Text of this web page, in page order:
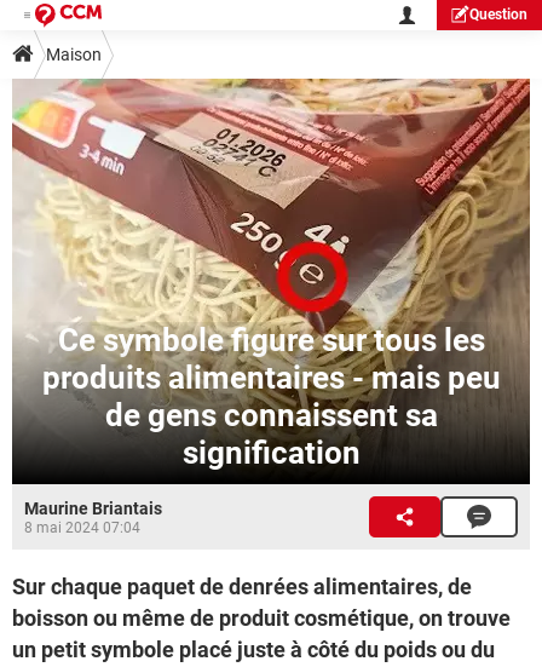
Question
Maison
Ce symbole figure sur tous les
produits alimentaires - mais peu
de gens connaissent sa
signification
Maurine Briantais
8 mai 2024 07:04
Sur chaque paquet de denrées alimentaires, de
boisson ou même de produit cosmétique, on trouve
un petit symbole placé juste à côté du poids ou du